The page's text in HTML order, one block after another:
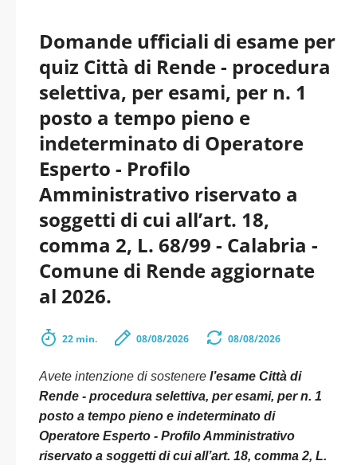
Domande ufficiali di esame per
quiz Città di Rende - procedura
selettiva, per esami, per n. 1
posto a tempo pieno e
indeterminato di Operatore
Esperto - Profilo
Amministrativo riservato a
soggetti di cui all’art. 18,
comma 2, L. 68/99 - Calabria -
Comune di Rende aggiornate
al 2026.
22 min. 08/08/2026 08/08/2026
Avete intenzione di sostenere l’esame Città di
Rende - procedura selettiva, per esami, per n. 1
posto a tempo pieno e indeterminato di
Operatore Esperto - Profilo Amministrativo
riservato a soggetti di cui all’art. 18, comma 2, L.